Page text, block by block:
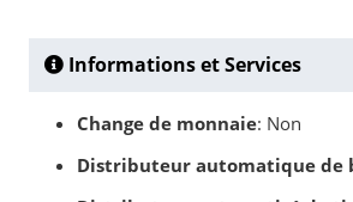
Informations et Services
Change de monnaie: Non
Distributeur automatique de